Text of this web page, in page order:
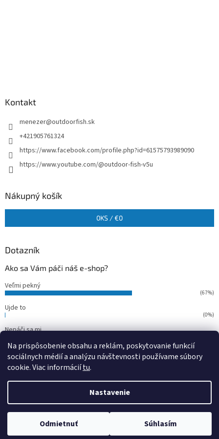
Na prispôsobenie obsahu a reklám, poskytovanie funkcií
sociálnych médií a analýzu návštevnosti používame súbory
cookie. Viac informáciítu.
Nastavenie
Odmietnuť Súhlasím
Kontakt
menezer@outdoorfish.sk
+421905761324
https://www.facebook.com/profile.php?id=61575793989090
https://www.youtube.com/@outdoor-fish-v5u
Nákupný košík
0KS /€0
Dotazník
Ako sa Vám páči náš e-shop?
Veľmi pekný
(67%)
Ujde to
(0%)
Nepáči sa mi
Počet hlasov:15
Copyright 2026outdoorfish. Všetky práva vyhradené.Upraviť